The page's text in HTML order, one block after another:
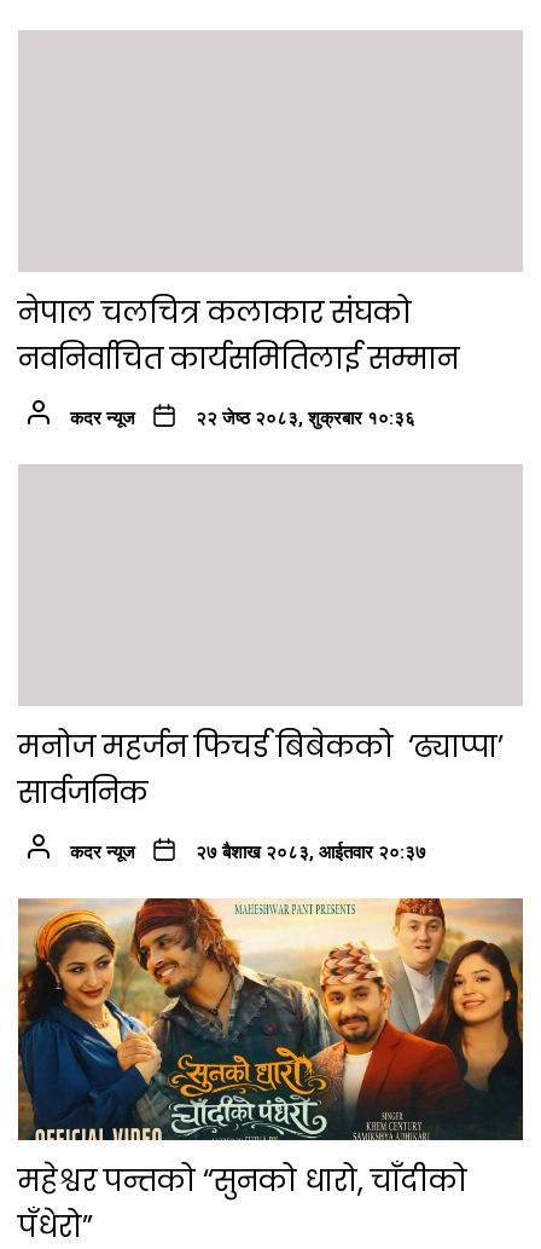
नेपाल चलचित्र कलाकार संघको
नवनिर्वाचित कार्यसमितिलाई सम्मान
कदर न्यूज २२ जेष्ठ २०८३, शुक्रबार १०:३६
मनोज महर्जन फिचर्ड बिबेकको ‘ढ्याप्पा’
सार्वजनिक
कदर न्यूज २७ बैशाख २०८३, आईतवार २०:३७
महेश्वर पन्तको “सुनको धारो, चाँदीको
पँधेरो”